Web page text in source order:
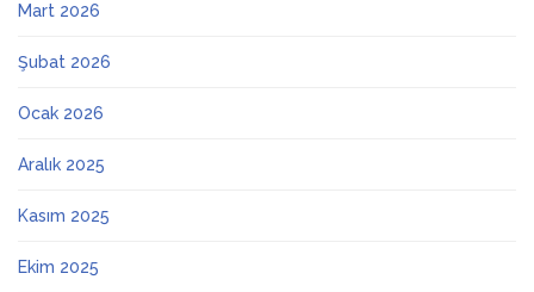
Mart 2026
Şubat 2026
Ocak 2026
Aralık 2025
Kasım 2025
Ekim 2025